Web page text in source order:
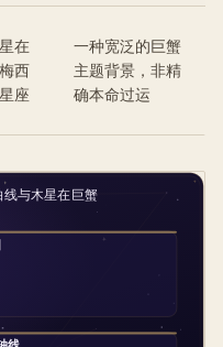
在
西
座
一种宽泛的巨蟹
主题背景，非精
确本命过运